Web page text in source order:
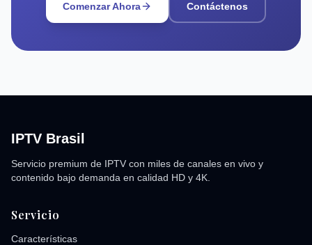
Comenzar Ahora Contáctenos
IPTV Brasil
Servicio premium de IPTV con miles de canales en vivo y
contenido bajo demanda en calidad HD y 4K.
Servicio
Características